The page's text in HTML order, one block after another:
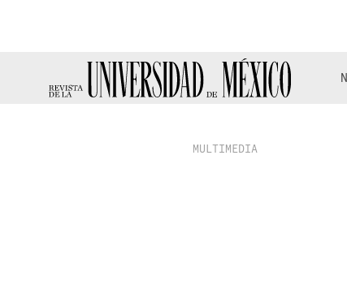
MULTIMEDIA